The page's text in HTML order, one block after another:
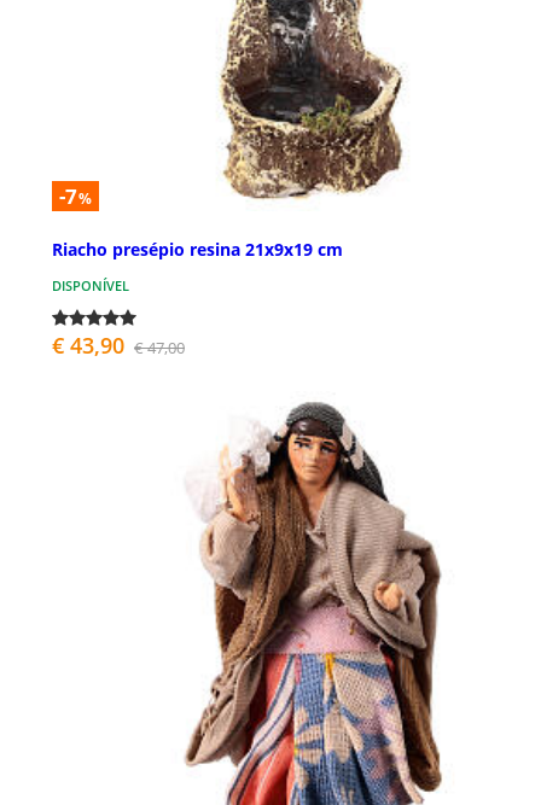
-7%
Riacho presépio resina 21x9x19 cm
DISPONÍVEL
€ 43,90 € 47,00